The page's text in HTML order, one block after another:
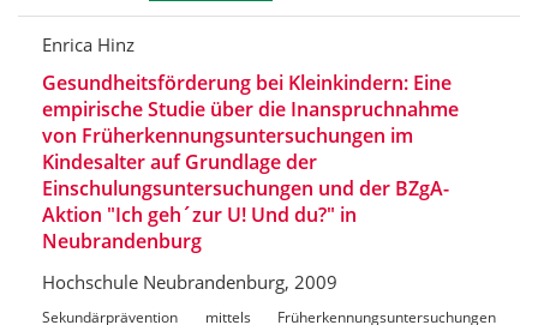
Enrica Hinz
Gesundheitsförderung bei Kleinkindern: Eine
empirische Studie über die Inanspruchnahme
von Früherkennungsuntersuchungen im
Kindesalter auf Grundlage der
Einschulungsuntersuchungen und der BZgA-
Aktion "Ich geh´zur U! Und du?" in
Neubrandenburg
Hochschule Neubrandenburg, 2009
Sekundärprävention mittels Früherkennungsuntersuchungen